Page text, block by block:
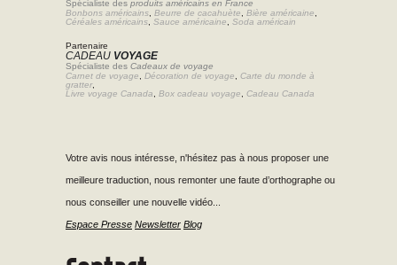
Spécialiste des produits américains en France
Bonbons américains Beurre de cacahuète Bière américaine
Céréales américains Sauce américaine Soda américain
Partenaire
CADEAU VOYAGE
Spécialiste des Cadeaux de voyage
Carnet de voyage
Décoration de voyage
Carte du monde à
gratter,
Livre voyage Canada
Box cadeau voyage Cadeau Canada
Votre avis nous intéresse, n'hésitez pas à nous proposer une
meilleure traduction, nous remonter une faute d’orthographe ou
nous conseiller une nouvelle vidéo...
Espace Presse Newsletter Blog